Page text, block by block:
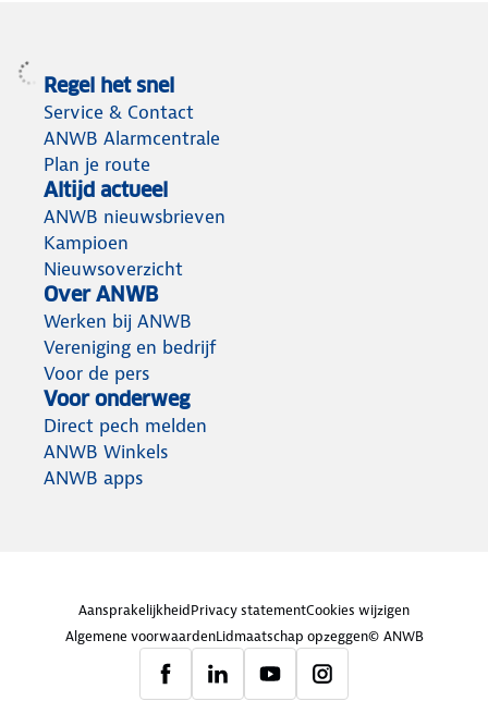
Regel het snel
Service & Contact
ANWB Alarmcentrale
Plan je route
Altijd actueel
ANWB nieuwsbrieven
Kampioen
Nieuwsoverzicht
Over ANWB
Werken bij ANWB
Vereniging en bedrijf
Voor de pers
Voor onderweg
Direct pech melden
ANWB Winkels
ANWB apps
AansprakelijkheidPrivacy statementCookies wijzigen
Algemene voorwaardenLidmaatschap opzeggen© ANWB